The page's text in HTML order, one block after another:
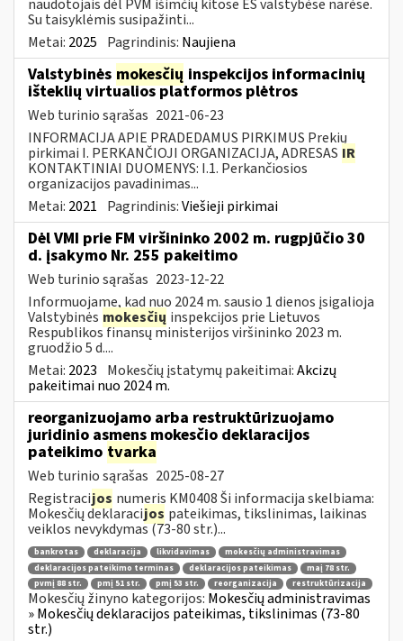
naudotojais dėl PVM išimčių kitose ES valstybėse narėse.
Su taisyklėmis susipažinti...
Metai: 2025 Pagrindinis: Naujiena
Valstybinės mokesčių inspekcijos informacinių
išteklių virtualios platformos plėtros
Web turinio sąrašas 2021-06-23
INFORMACIJA APIE PRADEDAMUS PIRKIMUS Prekių
pirkimai I. PERKANČIOJI ORGANIZACIJA, ADRESAS IR
KONTAKTINIAI DUOMENYS: I.1. Perkančiosios
organizacijos pavadinimas...
Metai: 2021 Pagrindinis:Viešieji pirkimai
Dėl VMI prie FM viršininko 2002 m. rugpjūčio 30
d. įsakymo Nr. 255 pakeitimo
Web turinio sąrašas 2023-12-22
Informuojame, kad nuo 2024 m. sausio 1 dienos įsigalioja
Valstybinės mokesčių inspekcijos prie Lietuvos
Respublikos finansų ministerijos viršininko 2023 m.
gruodžio 5 d....
Metai: 2023 Mokesčių įstatymų pakeitimai:Akcizų
pakeitimai nuo 2024 m.
reorganizuojamo arba restruktūrizuojamo
juridinio asmens mokesčio deklaracijos
pateikimo tvarka
Web turinio sąrašas 2025-08-27
Registracijos numeris KM0408 Ši informacija skelbiama:
Mokesčių deklaracijos pateikimas, tikslinimas, laikinas
veiklos nevykdymas (73-80 str.)...
bankrotas deklaracija likvidavimas
mokesčių administravimas
deklaracijos pateikimo terminas
deklaracijos pateikimas
maį 78 str.
pvmį 88 str.
pmį 51 str. pmį 53 str. reorganizacija restruktūrizacija
Mokesčių žinyno kategorijos: Mokesčių administravimas
» Mokesčių deklaracijos pateikimas, tikslinimas (73-80
str.)